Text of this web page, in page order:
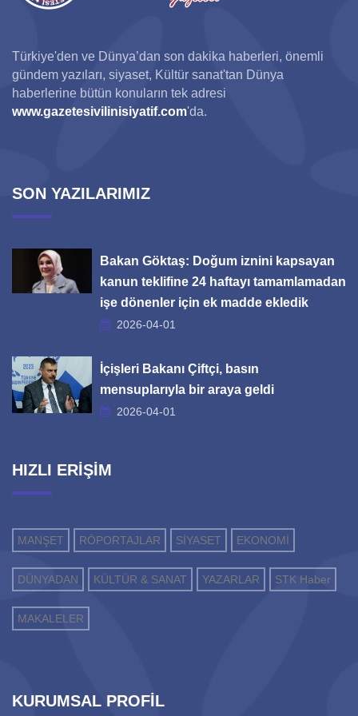
Türkiye'den ve Dünya’dan son dakika haberleri, önemli
gündem yazıları, siyaset, Kültür sanat'tan Dünya
haberlerine bütün konuların tek adresi
www.gazetesivilinisiyatif.com'da.
SON YAZILARIMIZ
Bakan Göktaş: Doğum iznini kapsayan
kanun teklifine 24 haftayı tamamlamadan
işe dönenler için ek madde ekledik
2026-04-01
İçişleri Bakanı Çiftçi, basın
mensuplarıyla bir araya geldi
2026-04-01
HIZLI ERİŞİM
MANŞET RÖPORTAJLAR SİYASET EKONOMİ
DÜNYADAN KÜLTÜR & SANAT YAZARLAR STK Haber
MAKALELER
KURUMSAL PROFİL